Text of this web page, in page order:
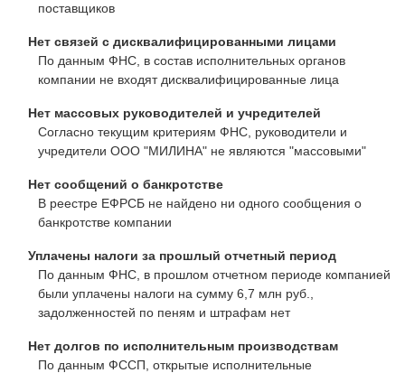
поставщиков
Нет связей с дисквалифицированными лицами
По данным ФНС, в состав исполнительных органов
компании не входят дисквалифицированные лица
Нет массовых руководителей и учредителей
Согласно текущим критериям ФНС, руководители и
учредители ООО "МИЛИНА" не являются "массовыми"
Нет сообщений о банкротстве
В реестре ЕФРСБ не найдено ни одного сообщения о
банкротстве компании
Уплачены налоги за прошлый отчетный период
По данным ФНС, в прошлом отчетном периоде компанией
были уплачены налоги на сумму 6,7 млн руб.,
задолженностей по пеням и штрафам нет
Нет долгов по исполнительным производствам
По данным ФССП, открытые исполнительные